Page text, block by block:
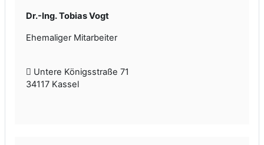
Dr.-Ing. Tobias Vogt
Ehemaliger Mitarbeiter
Untere Königsstraße 71
34117 Kassel